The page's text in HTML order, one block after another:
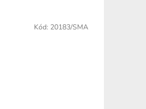
Kód: 20183/SMA